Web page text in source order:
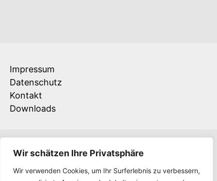
Wir schätzen Ihre Privatsphäre
Wir verwenden Cookies, um Ihr Surferlebnis zu verbessern,
Impressum
Datenschutz
Kontakt
Downloads